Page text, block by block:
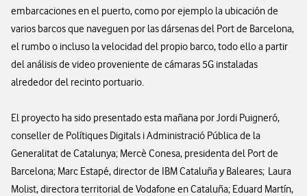
embarcaciones en el puerto, como por ejemplo la ubicación de
varios barcos que naveguen por las dársenas del Port de Barcelona,
el rumbo o incluso la velocidad del propio barco, todo ello a partir
del análisis de video proveniente de cámaras 5G instaladas
alrededor del recinto portuario.
El proyecto ha sido presentado esta mañana por Jordi Puigneró,
conseller de Polítiques Digitals i Administració Pública de la
Generalitat de Catalunya; Mercè Conesa, presidenta del Port de
Barcelona; Marc Estapé, director de IBM Cataluña y Baleares; Laura
Molist, directora territorial de Vodafone en Cataluña; Eduard Martín,